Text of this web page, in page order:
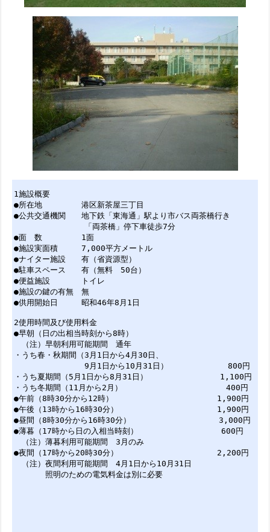
1施設概要
●所在地 港区新茶屋三丁目
●公共交通機関 地下鉄「東海通」駅より市バス両茶橋行き
「両茶橋」停下車徒歩7分
●面 数 1面
●施設実面積 7,000平方メートル
●ナイター施設 有（省資源型）
●駐車スペース 有（無料 50台）
●便益施設 トイレ
●施設の鍵の有無 無
●供用開始日 昭和46年8月1日
2使用時間及び使用料金
●早朝（日の出相当時刻から8時）
（注）早朝利用可能期間 通年
・うち春・秋期間（3月1日から4月30日、
9月1日から10月31日） 800円
・うち夏期間（5月1日から8月31日） 1,100円
・うち冬期間（11月から2月） 400円
●午前（8時30分から12時） 1,900円
●午後（13時から16時30分） 1,900円
●昼間（8時30分から16時30分） 3,000円
●薄暮（17時から日の入相当時刻） 600円
（注）薄暮利用可能期間 3月のみ
●夜間（17時から20時30分） 2,200円
（注）夜間利用可能期間 4月1日から10月31日
照明のための電気料金は別に必要